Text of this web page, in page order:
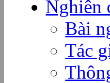
Nghiên
Bài
Tác